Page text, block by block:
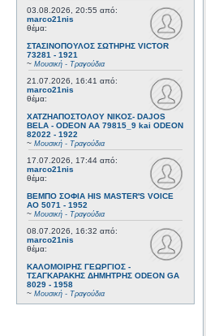
03.08.2026, 20:55 από:
marco21nis
θέμα:
ΣΤΑΣΙΝΟΠΟΥΛΟΣ ΣΩΤΗΡΗΣ VICTOR
73281 - 1921
~ Μουσική - Τραγούδια
21.07.2026, 16:41 από:
marco21nis
θέμα:
ΧΑΤΖΗΑΠΟΣΤΟΛΟΥ ΝΙΚΟΣ- DAJOS
BELA - ODEON AA 79815_9 kai ODEON
82022 - 1922
~ Μουσική - Τραγούδια
17.07.2026, 17:44 από:
marco21nis
θέμα:
ΒΕΜΠΟ ΣΟΦΙΑ HIS MASTER'S VOICE
AO 5071 - 1952
~ Μουσική - Τραγούδια
08.07.2026, 16:32 από:
marco21nis
θέμα:
ΚΑΛΟΜΟΙΡΗΣ ΓΕΩΡΓΙΟΣ -
ΤΣΑΓΚΑΡΑΚΗΣ ΔΗΜΗΤΡΗΣ ODEON GA
8029 - 1958
~ Μουσική - Τραγούδια